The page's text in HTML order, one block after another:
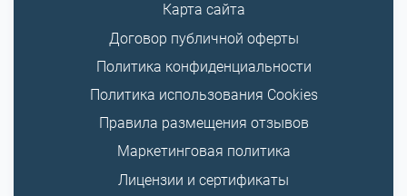
Карта сайта
Договор публичной оферты
Политика конфиденциальности
Политика использования Cookies
Правила размещения отзывов
Маркетинговая политика
Лицензии и сертификаты